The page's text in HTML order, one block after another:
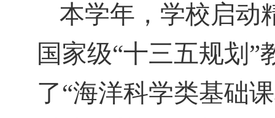
本学年，学校启动
国家级“十三五规划
了“海洋科学类基础